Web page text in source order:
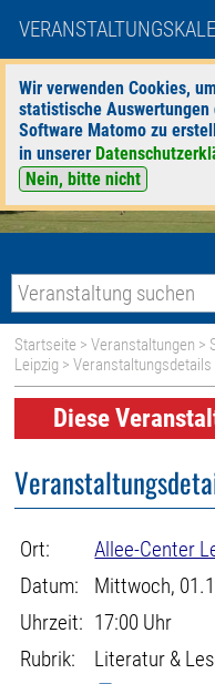
Wir verwenden Cookies,
statistische
Software Matomo zu
in unserer
Nein, bitte nicht
Startseite >Veranstaltungen >
Leipzig > Veranstaltungsdetails
Diese
Ort: Allee-Center
Datum:
Mittwoch,
Uhrzeit: 17:00 Uhr
Rubrik:
Literatur &